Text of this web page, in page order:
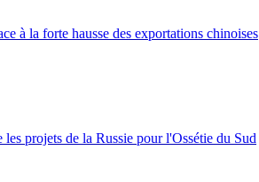
à la forte hausse des exportations chinoises
projets de la Russie pour l'Ossétie du Sud